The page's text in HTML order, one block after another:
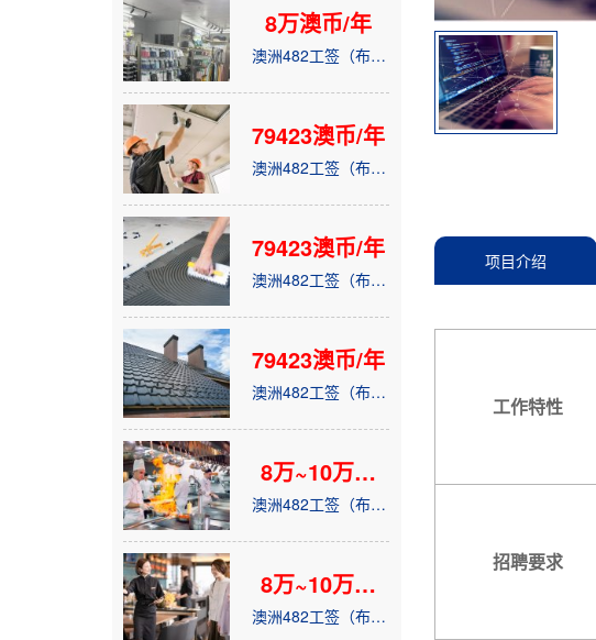
8万澳币/年
澳洲482工签（布里
售顾问
79423澳币/年
澳洲482工签（布里
修木工
79423澳币/年
澳洲482工签（布里
砖工
79423澳币/年
澳洲482工签（布里
顶工
8万~10万澳
币/年
澳洲482工签（布里
8万~10万澳
币/年
澳洲482工签（布里
项目介绍
工作特性
招聘要求